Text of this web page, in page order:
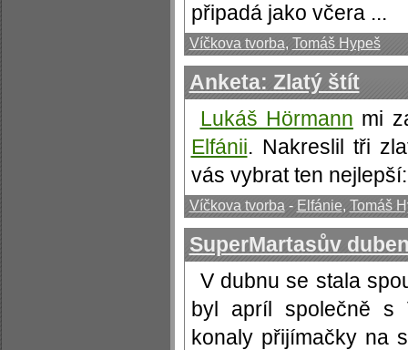
připadá jako včera ...
Víčkova tvorba, Tomáš Hypeš
Anketa: Zlatý štít
Lukáš Hörmann mi
Elfánii. Nakreslil tři
vás vybrat ten
Víčkova tvorba - Elfánie, Tomáš
SuperMartasův
V dubnu se stala
byl apríl společně s
konaly přijímačky na